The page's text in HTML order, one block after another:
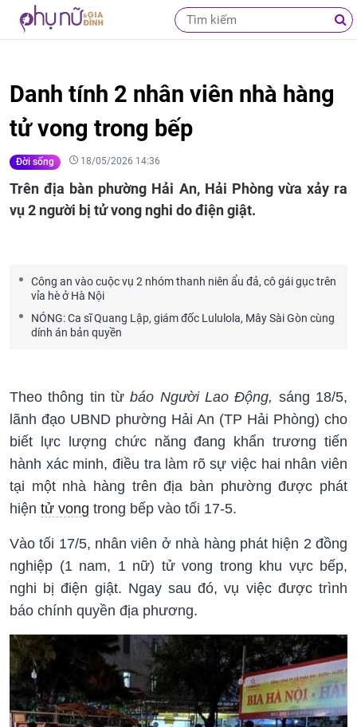
Danh tính 2 nhân viên nhà hàng
tử vong trong bếp
Đời sống 18/05/2026 14:36
Trên địa bàn phường Hải An, Hải Phòng vừa xảy ra
vụ 2 người bị tử vong nghi do điện giật.
Công an vào cuộc vụ 2 nhóm thanh niên ẩu đả, cô gái gục trên
vỉa hè ở Hà Nội
NÓNG: Ca sĩ Quang Lập, giám đốc Lululola, Mây Sài Gòn cùng
dính án bản quyền
Theo thông tin từ báo Người Lao Động, sáng 18/5,
lãnh đạo UBND phường Hải An (TP Hải Phòng) cho
biết lực lượng chức năng đang khẩn trương tiến
hành xác minh, điều tra làm rõ sự việc hai nhân viên
tại một nhà hàng trên địa bàn phường được phát
hiện tử vong trong bếp vào tối 17-5.
Vào tối 17/5, nhân viên ở nhà hàng phát hiện 2 đồng
nghiệp (1 nam, 1 nữ) tử vong trong khu vực bếp,
nghi bị điện giật. Ngay sau đó, vụ việc được trình
báo chính quyền địa phương.